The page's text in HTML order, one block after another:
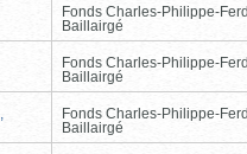
Fonds Charles-Philippe-
Baillairgé
Fonds Charles-Philippe-
Baillairgé
Fonds Charles-Philippe-
Baillairgé